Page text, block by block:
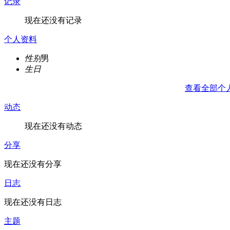
现在还没有记录
个人资料
性别男
生日
查看全部个
动态
现在还没有动态
分享
现在还没有分享
日志
现在还没有日志
主题